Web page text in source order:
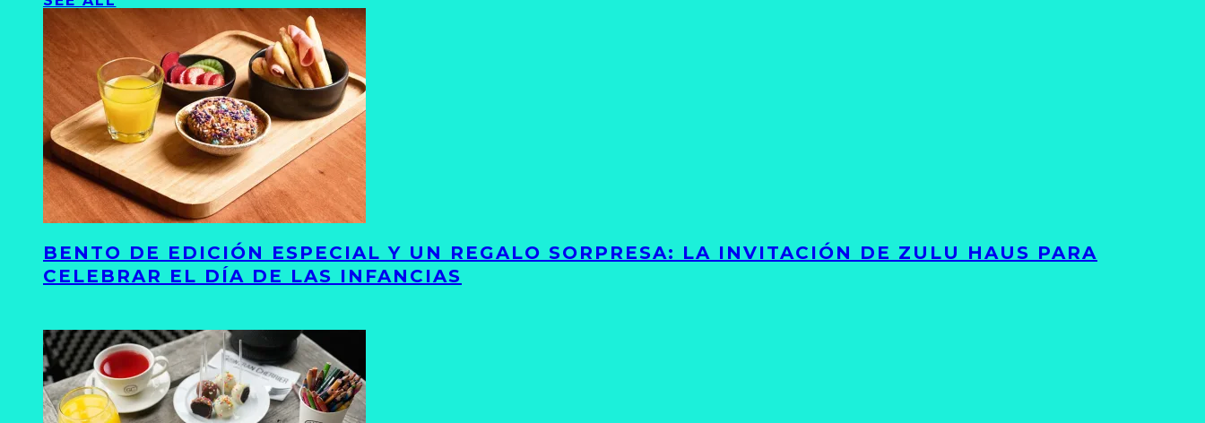
BENTO DE EDICIÓN ESPECIAL Y UN REGALO SORPRESA: LA INVITACIÓN DE ZULU HAUS PARA
CELEBRAR EL DÍA DE LAS INFANCIAS